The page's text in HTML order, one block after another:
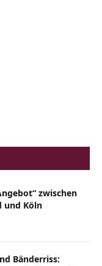
zwischen
und Köln
Bänderriss: